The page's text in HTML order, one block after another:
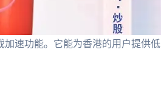
速功能。它能为香港的用户提供低